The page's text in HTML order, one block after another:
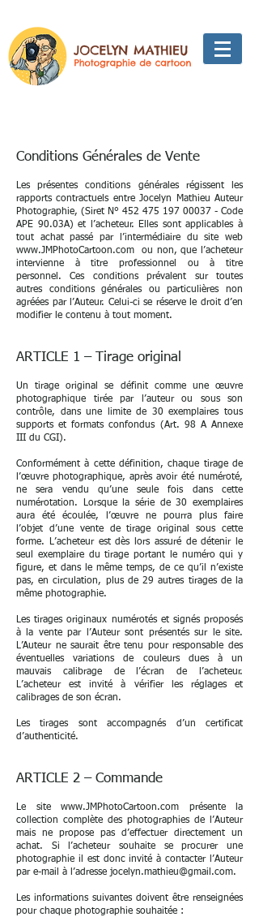
Conditions Générales de Vente
Les présentes conditions générales régissent les
rapports contractuels entre Jocelyn Mathieu Auteur
Photographie, (Siret N° 452 475 197 00037 - Code
APE 90.03A) et l’acheteur. Elles sont applicables à
tout achat passé par l’intermédiaire du site web
www.JMPhotoCartoon.com ou non, que l’acheteur
intervienne à titre professionnel ou à titre
personnel. Ces conditions prévalent sur toutes
autres conditions générales ou particulières non
agréées par l’Auteur. Celui-ci se réserve le droit d’en
modifier le contenu à tout moment.
ARTICLE 1 – Tirage original
Un tirage original se définit comme une œuvre
photographique tirée par l’auteur ou sous son
contrôle, dans une limite de 30 exemplaires tous
supports et formats confondus (Art. 98 A Annexe
III du CGI).
Conformément à cette définition, chaque tirage de
l’œuvre photographique, après avoir été numéroté,
ne sera vendu qu’une seule fois dans cette
numérotation. Lorsque la série de 30 exemplaires
aura été écoulée, l’œuvre ne pourra plus faire
l’objet d’une vente de tirage original sous cette
forme. L’acheteur est dès lors assuré de détenir le
seul exemplaire du tirage portant le numéro qui y
figure, et dans le même temps, de ce qu’il n’existe
pas, en circulation, plus de 29 autres tirages de la
même photographie.
Les tirages originaux numérotés et signés proposés
à la vente par l’Auteur sont présentés sur le site.
L’Auteur ne saurait être tenu pour responsable des
éventuelles variations de couleurs dues à un
mauvais calibrage de l’écran de l’acheteur.
L’acheteur est invité à vérifier les réglages et
calibrages de son écran.
Les tirages sont accompagnés d’un certificat
d’authenticité.
ARTICLE 2 – Commande
Le site www.JMPhotoCartoon.com présente la
collection complète des photographies de l’Auteur
mais ne propose pas d’effectuer directement un
achat. Si l’acheteur souhaite se procurer une
photographie il est donc invité à contacter l’Auteur
par e-mail à l’adresse jocelyn.mathieu@gmail.com.
Les informations suivantes doivent être renseignées
pour chaque photographie souhaitée :